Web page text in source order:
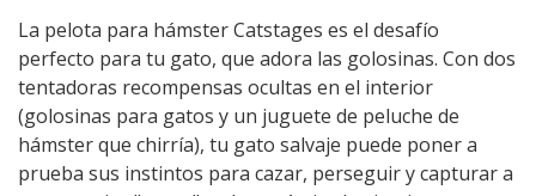
La pelota para hámster Catstages es el desafío
perfecto para tu gato, que adora las golosinas. Con dos
tentadoras recompensas ocultas en el interior
(golosinas para gatos y un juguete de peluche de
hámster que chirría), tu gato salvaje puede poner a
prueba sus instintos para cazar, perseguir y capturar a